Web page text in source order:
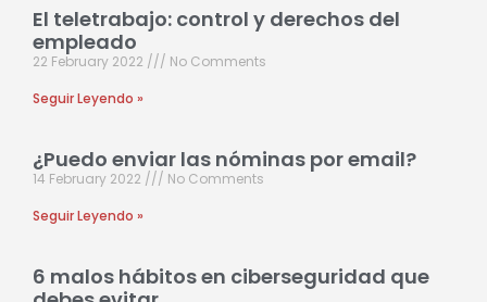
El teletrabajo: control y derechos del
empleado
22 February 2022
No Comments
Seguir Leyendo »
¿Puedo enviar las nóminas por email?
14 February 2022
No Comments
Seguir Leyendo »
6 malos hábitos en ciberseguridad que